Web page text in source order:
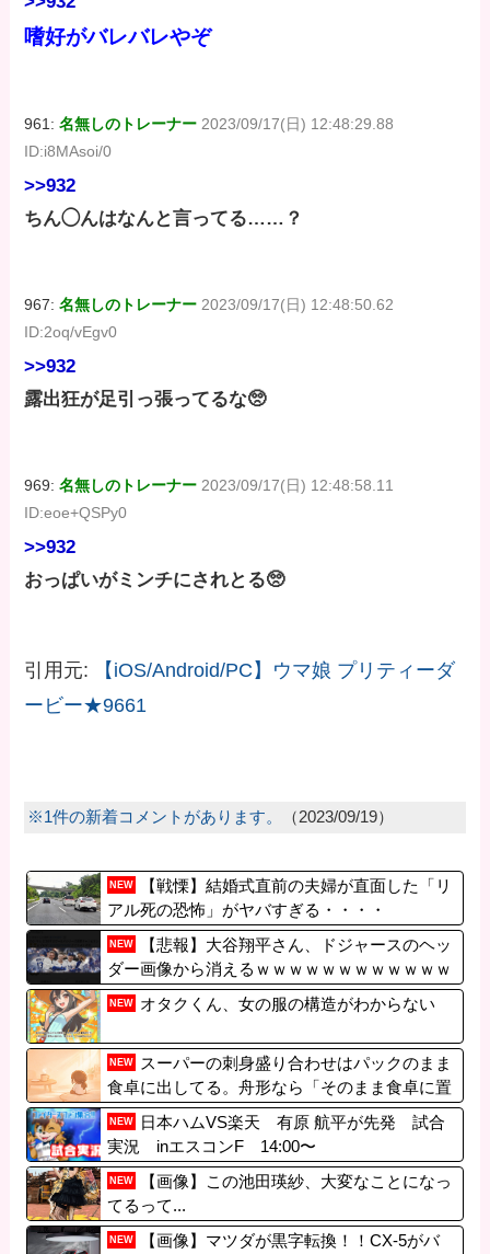
嗜好がバレバレやぞ
961:名無しのトレーナー 2023/09/17(日) 12:48:29.88
ID:i8MAsoi/0
>>932
ちん◯んはなんと言ってる……？
967:名無しのトレーナー 2023/09/17(日) 12:48:50.62
ID:2oq/vEgv0
>>932
露出狂が足引っ張ってるな🥺
969:名無しのトレーナー 2023/09/17(日) 12:48:58.11
ID:eoe+QSPy0
>>932
おっぱいがミンチにされとる🥺
引用元:
【iOS/Android/PC】ウマ娘 プリティーダ
ービー★9661
※1件の新着コメントがあります。 （2023/09/19）
NEW
【戦慄】結婚式直前の夫婦が直面した「リ
アル死の恐怖」がヤバすぎる・・・・
NEW
【悲報】大谷翔平さん、ドジャースのヘッ
ダー画像から消えるｗｗｗｗｗｗｗｗｗｗｗｗ
ｗｗｗ
NEW オタクくん、女の服の構造がわからない
NEW
スーパーの刺身盛り合わせはパックのまま
食卓に出してる。舟形なら「そのまま食卓に置
いちゃってOK用」としか思えない。
NEW
日本ハムVS楽天 有原 航平が先発 試合
実況 inエスコンF 14:00〜
NEW
【画像】この池田瑛紗、大変なことになっ
てるって...
NEW
【画像】マツダが黒字転換！！CX-5がバ